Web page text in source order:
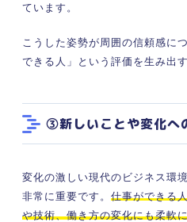
ています。
こうした姿勢が周囲の信頼感に
できる人」という評価を生み出す
③新しいことや変化へ
変化の激しい現代のビジネス環
非常に重要です。 仕事ができる
や技術、働き方の変化にも柔軟